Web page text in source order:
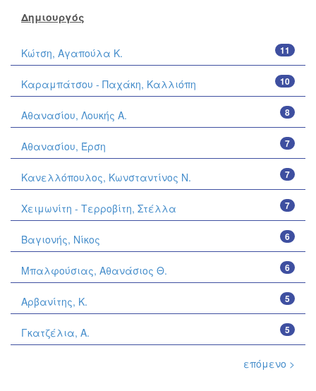
Δημιουργός
11
Κώτση, Αγαπούλα Κ.
10
Καραμπάτσου - Παχάκη, Καλλιόπη
8
Αθανασίου, Λουκής Α.
7
Αθανασίου, Έρση
7
Κανελλόπουλος, Κωνσταντίνος Ν.
7
Χειμωνίτη - Τερροβίτη, Στέλλα
6
Βαγιονής, Νίκος
6
Μπαλφούσιας, Αθανάσιος Θ.
5
Αρβανίτης, Κ.
5
Γκατζέλια, Α.
επόμενο >